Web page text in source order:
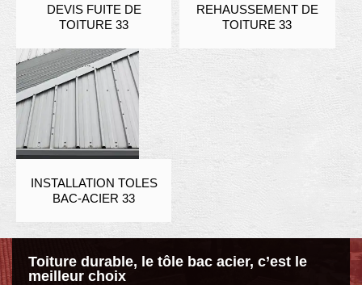
DEVIS FUITE DE
TOITURE 33
REHAUSSEMENT DE
TOITURE 33
INSTALLATION TOLES
BAC-ACIER 33
Toiture durable, le tôle bac acier, c’est le
meilleur choix